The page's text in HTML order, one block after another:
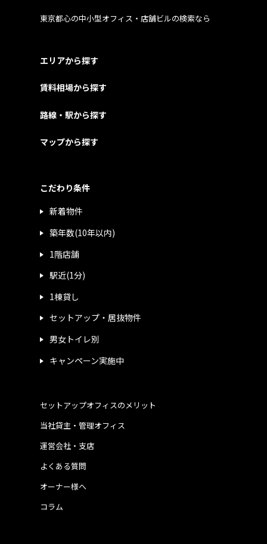
東京都心の中小型オフィス・店舗ビルの検索なら
エリアから探す
賃料相場から探す
路線・駅から探す
マップから探す
こだわり条件
新着物件
築年数(10年以内)
1階店舗
駅近(1分)
1棟貸し
セットアップ・居抜物件
男女トイレ別
キャンペーン実施中
運営会社・支店
よくある質問
当社貸主・管理オフィス
オーナー様へ
コラム
セットアップオフィスのメリット